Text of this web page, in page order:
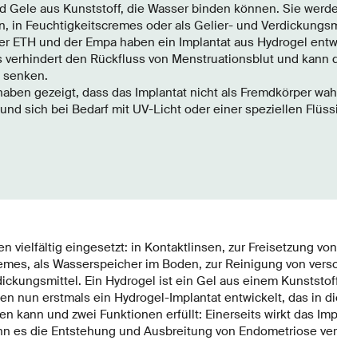
Gele aus Kunststoff, die Wasser binden können. Sie
in Feuchtigkeitscremes oder als Gelier- und
ETH und der Empa haben ein Implantat aus Hydrogel
verhindert den Rückfluss von Menstruationsblut und kann
gezeigt, dass das Implantat nicht als Fremdkörper
sich bei Bedarf mit UV-Licht oder einer speziellen
vielfältig eingesetzt: in Kontaktlinsen, zur Freisetzung
als Wasserspeicher im Boden, zur Reinigung von
Ein Hydrogel ist ein Gel aus einem
nun erstmals ein Hydrogel-Implantat entwickelt, das in
kann und zwei Funktionen erfüllt: Einerseits wirkt das
es die Entstehung und Ausbreitung von Endometriose